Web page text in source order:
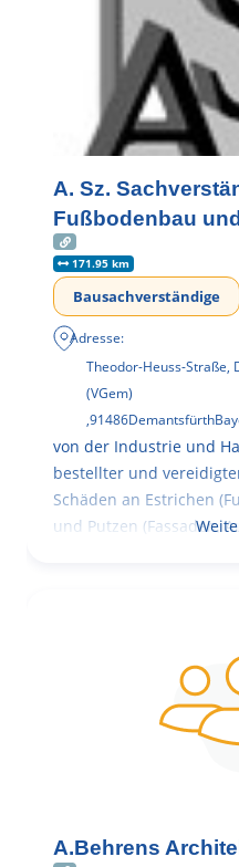
A. Sz.
Fußbodenbau
171.95 km
Bausachverständige
Adresse:
Theodor-Heuss-Straße,
(VGem)
,91486Demantsfürth
von der Industrie und
bestellter und
Schäden an Estrichen
und Putzen (Fassaden,
A.Behrens